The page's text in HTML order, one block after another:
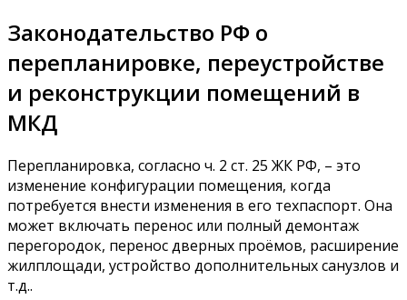
Законодательство РФ о
перепланировке, переустройстве
и реконструкции помещений в
МКД
Перепланировка, согласно ч. 2 ст. 25 ЖК РФ, – это
изменение конфигурации помещения, когда
потребуется внести изменения в его техпаспорт. Она
может включать перенос или полный демонтаж
перегородок, перенос дверных проёмов, расширение
жилплощади, устройство дополнительных санузлов и
т.д..